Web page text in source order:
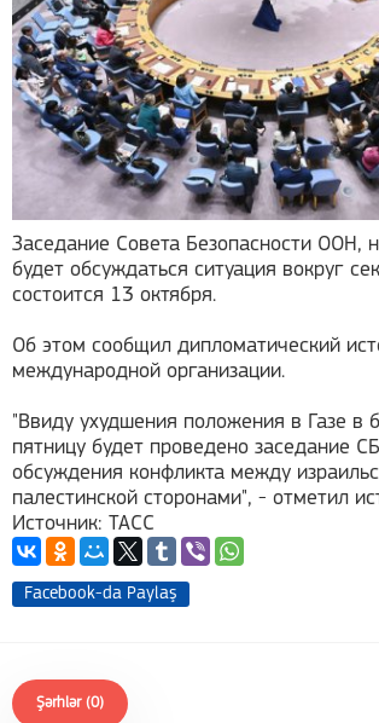
Заседание Совета Безопасности ООН,
будет обсуждаться ситуация вокруг
состоится 13 октября.
Об этом сообщил дипломатический
международной организации.
"Ввиду ухудшения положения в Газе в
пятницу будет проведено заседание
обсуждения конфликта между
палестинской сторонами", - отметил
Источник: ТАСС
Facebook-da Paylaş
Şərhlər (0)